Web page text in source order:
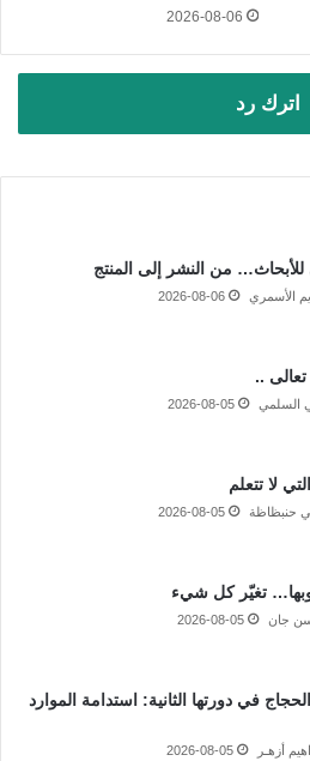
2026-08-06
اترك رد
من النشر إلى المنتج
الأسمري 2026-08-06
تعالى ..
السلمي 2026-08-05
لا تتعلم
حنبظاظة 2026-08-05
تغيّر كل شيء
جان 2026-08-05
في دورتها الثانية: استدامة الموارد
أزهـر 2026-08-05